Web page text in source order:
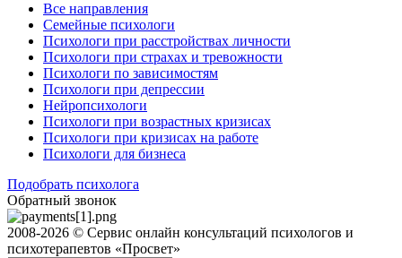
Все направления
Семейные психологи
Психологи при расстройствах личности
Психологи при страхах и тревожности
Психологи по зависимостям
Психологи при депрессии
Нейропсихологи
Психологи при возрастных кризисах
Психологи при кризисах на работе
Психологи для бизнеса
Подобрать психолога
Обратный звонок
2008-2026 © Сервис онлайн консультаций психологов и
психотерапевтов «Просвет»